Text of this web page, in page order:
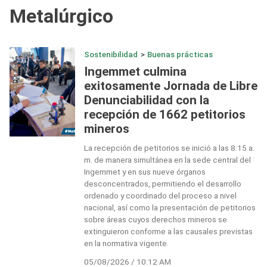
Metalúrgico
Sostenibilidad > Buenas prácticas
Ingemmet culmina
exitosamente Jornada de Libre
Denunciabilidad con la
recepción de 1662 petitorios
mineros
La recepción de petitorios se inició a las 8:15 a.
m. de manera simultánea en la sede central del
Ingemmet y en sus nueve órganos
desconcentrados, permitiendo el desarrollo
ordenado y coordinado del proceso a nivel
nacional, así como la presentación de petitorios
sobre áreas cuyos derechos mineros se
extinguieron conforme a las causales previstas
en la normativa vigente.
05/08/2026 / 10:12 AM